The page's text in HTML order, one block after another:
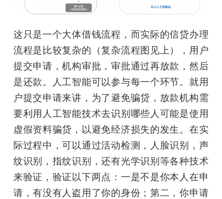
这只是一个大体借钱流程，而实际的信贷办理
流程是比较复杂的（复杂流程图见上），用户
提交申请，机构审批，审批通过再放款，然后
是还款。人工智能可以参与每一个环节。就用
户提交申请来讲，为了避免骗贷，放款机构需
要利用人工智能技术去识别哪些人可能是使用
虚假资料骗贷，以避免经济损失的发生。在实
际过程中，可以通过活动检测，人脸识别，声
纹识别，指纹识别，还有光学识别等各种技术
来验证，验证以下两点：一是不是你本人在申
请，有没有人盗用了你的身份；第二，你申请